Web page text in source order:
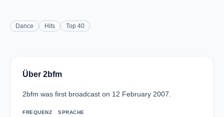
Dance Hits Top 40
Über 2bfm
2bfm was first broadcast on 12 February 2007.
FREQUENZ SPRACHE